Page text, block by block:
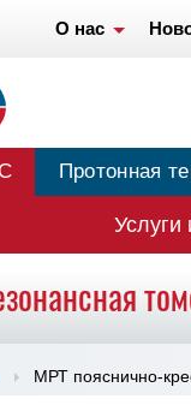
О нас
Протонная
Услуги
МРТ пояснично-